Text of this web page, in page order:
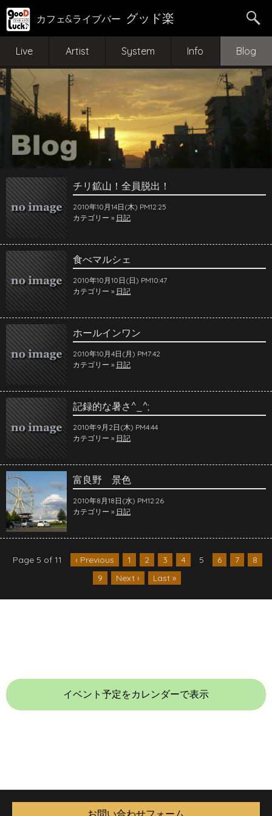
カフェ&ライブバー グッド楽
Live Artist System Info Blog
チリ鉱山！全員脱出！
2010年10月14日(木) PM12:25
カテゴリー » 日記
食べマルシェ
2010年10月10日(日) PM10:47
カテゴリー » 日記
ホールインワン
2010年10月4日(月) PM7:42
カテゴリー » 日記
記録的な暑さ^_^;
2010年9月2日(木) PM4:44
カテゴリー » 日記
富良野 景色
2010年8月18日(水) PM12:26
カテゴリー » 日記
Page 5 of 11 ‹ Previous 1 2 3 4 5 6 7
8
9
Next › Last »
イベント予定をカレンダーで表示
お問い合わせフォーム